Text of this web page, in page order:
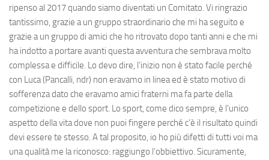
ripenso al 2017 quando siamo diventati un Comitato. Vi ringrazio
tantissimo, grazie a un gruppo straordinario che mi ha seguito e
grazie a un gruppo di amici che ho ritrovato dopo tanti anni e che mi
ha indotto a portare avanti questa avventura che sembrava molto
complessa e difficile. Lo devo dire, l’inizio non è stato facile perché
con Luca (Pancalli, ndr) non eravamo in linea ed è stato motivo di
sofferenza dato che eravamo amici fraterni ma fa parte della
competizione e dello sport. Lo sport, come dico sempre, è l’unico
aspetto della vita dove non puoi fingere perché c’è il risultato quindi
devi essere te stesso. A tal proposito, io ho più difetti di tutti voi ma
una qualità me la riconosco: raggiungo l’obbiettivo. Sicuramente,